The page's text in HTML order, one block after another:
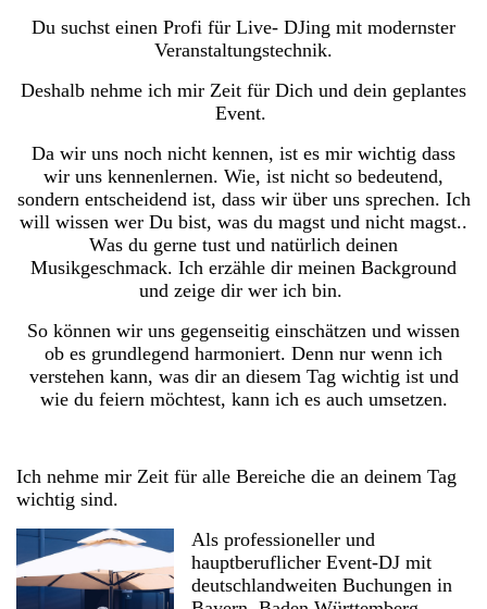
Du suchst einen Profi für Live- DJing mit modernster
Veranstaltungstechnik.
Deshalb nehme ich mir Zeit für Dich und dein geplantes
Event.
Da wir uns noch nicht kennen, ist es mir wichtig dass
wir uns kennenlernen. Wie, ist nicht so bedeutend,
sondern entscheidend ist, dass wir über uns sprechen. Ich
will wissen wer Du bist, was du magst und nicht magst..
Was du gerne tust und natürlich deinen
Musikgeschmack. Ich erzähle dir meinen Background
und zeige dir wer ich bin.
So können wir uns gegenseitig einschätzen und wissen
ob es grundlegend harmoniert. Denn nur wenn ich
verstehen kann, was dir an diesem Tag wichtig ist und
wie du feiern möchtest, kann ich es auch umsetzen.
Ich nehme mir Zeit für alle Bereiche die an deinem Tag
wichtig sind.
Als professioneller und
hauptberuflicher Event-DJ mit
deutschlandweiten Buchungen in